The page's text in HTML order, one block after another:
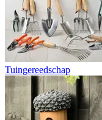
Tuingereedschap